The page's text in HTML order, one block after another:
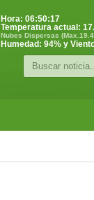
Hora: 06:50:18
Temperatura actual:
Nubes Dispersas
Humedad: 94% y